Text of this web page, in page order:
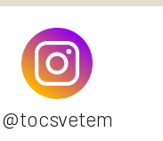
@tocsvetem